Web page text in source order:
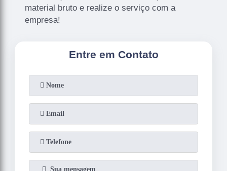
material bruto e realize o serviço com a
empresa!
Entre em Contato